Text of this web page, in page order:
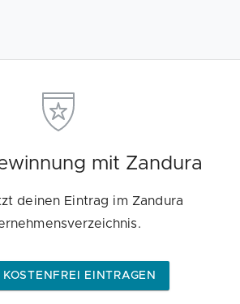
mit Zandura
deinen Eintrag im Zandura
EINTRAGEN